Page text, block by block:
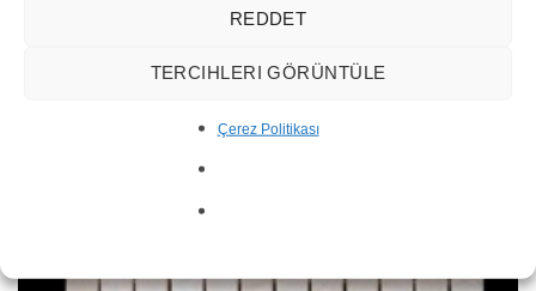
REDDET
TERCIHLERI GÖRÜNTÜLE
Çerez Politikası
Classic Mosaic MM50